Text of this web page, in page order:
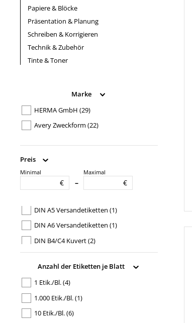
Papiere & Blöcke
Präsentation & Planung
Schreiben & Korrigieren
Technik & Zubehör
Tinte & Toner
Marke
HERMA GmbH (29)
Avery Zweckform (22)
Preis
Minimal
€ –
Maximal
€
Produktverwendung
DIN A5 Versandetiketten (1)
DIN A6 Versandetiketten (1)
DIN B4/C4 Kuvert(2)
DIN C4/C5(2)
DIN C4/C5 Kuvert(2)
DIN C6 Kuvert
DIN lang Kuvert
Paket, Päckchen
Anzahl der Etiketten je Blatt
1 Etik./Bl.(4)
1.000 Etik./Bl.(1)
10 Etik./Bl.(6)